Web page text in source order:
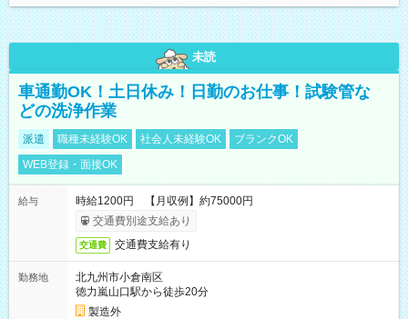
未読
車通勤OK！土日休み！日勤のお仕事！試験管な
どの洗浄作業
派遣 職種未経験OK 社会人未経験OK
ブランクOK
WEB登録・面接OK
給与
時給1200円 【月収例】約75000円
交通費別途支給あり
交通費 交通費支給有り
勤務地
北九州市小倉南区
徳力嵐山口駅から徒歩20分
製造外